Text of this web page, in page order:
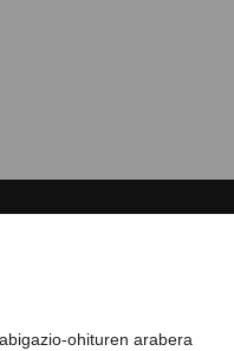
ohituren arabera